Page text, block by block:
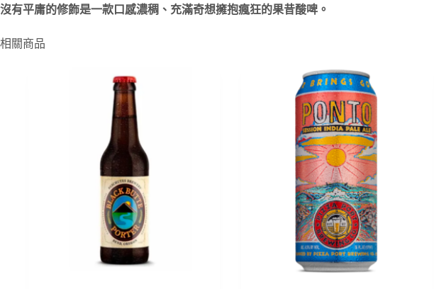
沒有平庸的修飾是一款口感濃稠、充滿奇想擁抱瘋狂的果昔酸啤。
相關商品